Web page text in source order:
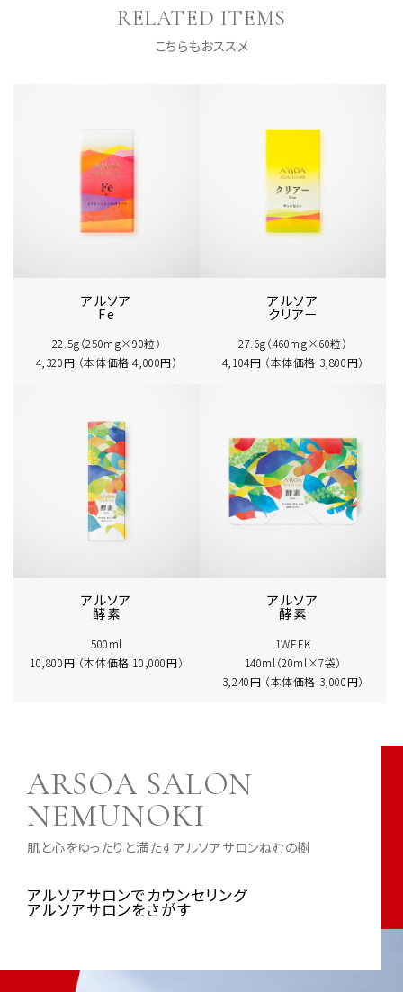
RELATED ITEMS
こちらもおススメ
アルソア
Fe
22.5g（250mg×90粒）
4,320円 （本体価格 4,000円）
アルソア
クリアー
27.6g（460mg×60粒）
4,104円 （本体価格 3,800円）
アルソア
酵素
500ml
10,800円 （本体価格 10,000円）
アルソア
酵素
1WEEK
140ml（20ml×7袋）
3,240円 （本体価格 3,000円）
ARSOA SALON
NEMUNOKI
肌と心をゆったりと満たすアルソアサロンねむの樹
アルソアサロンでカウンセリング
アルソアサロンをさがす